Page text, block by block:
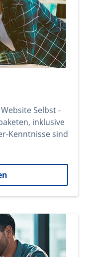
Selbst -
inklusive
Kenntnisse sind